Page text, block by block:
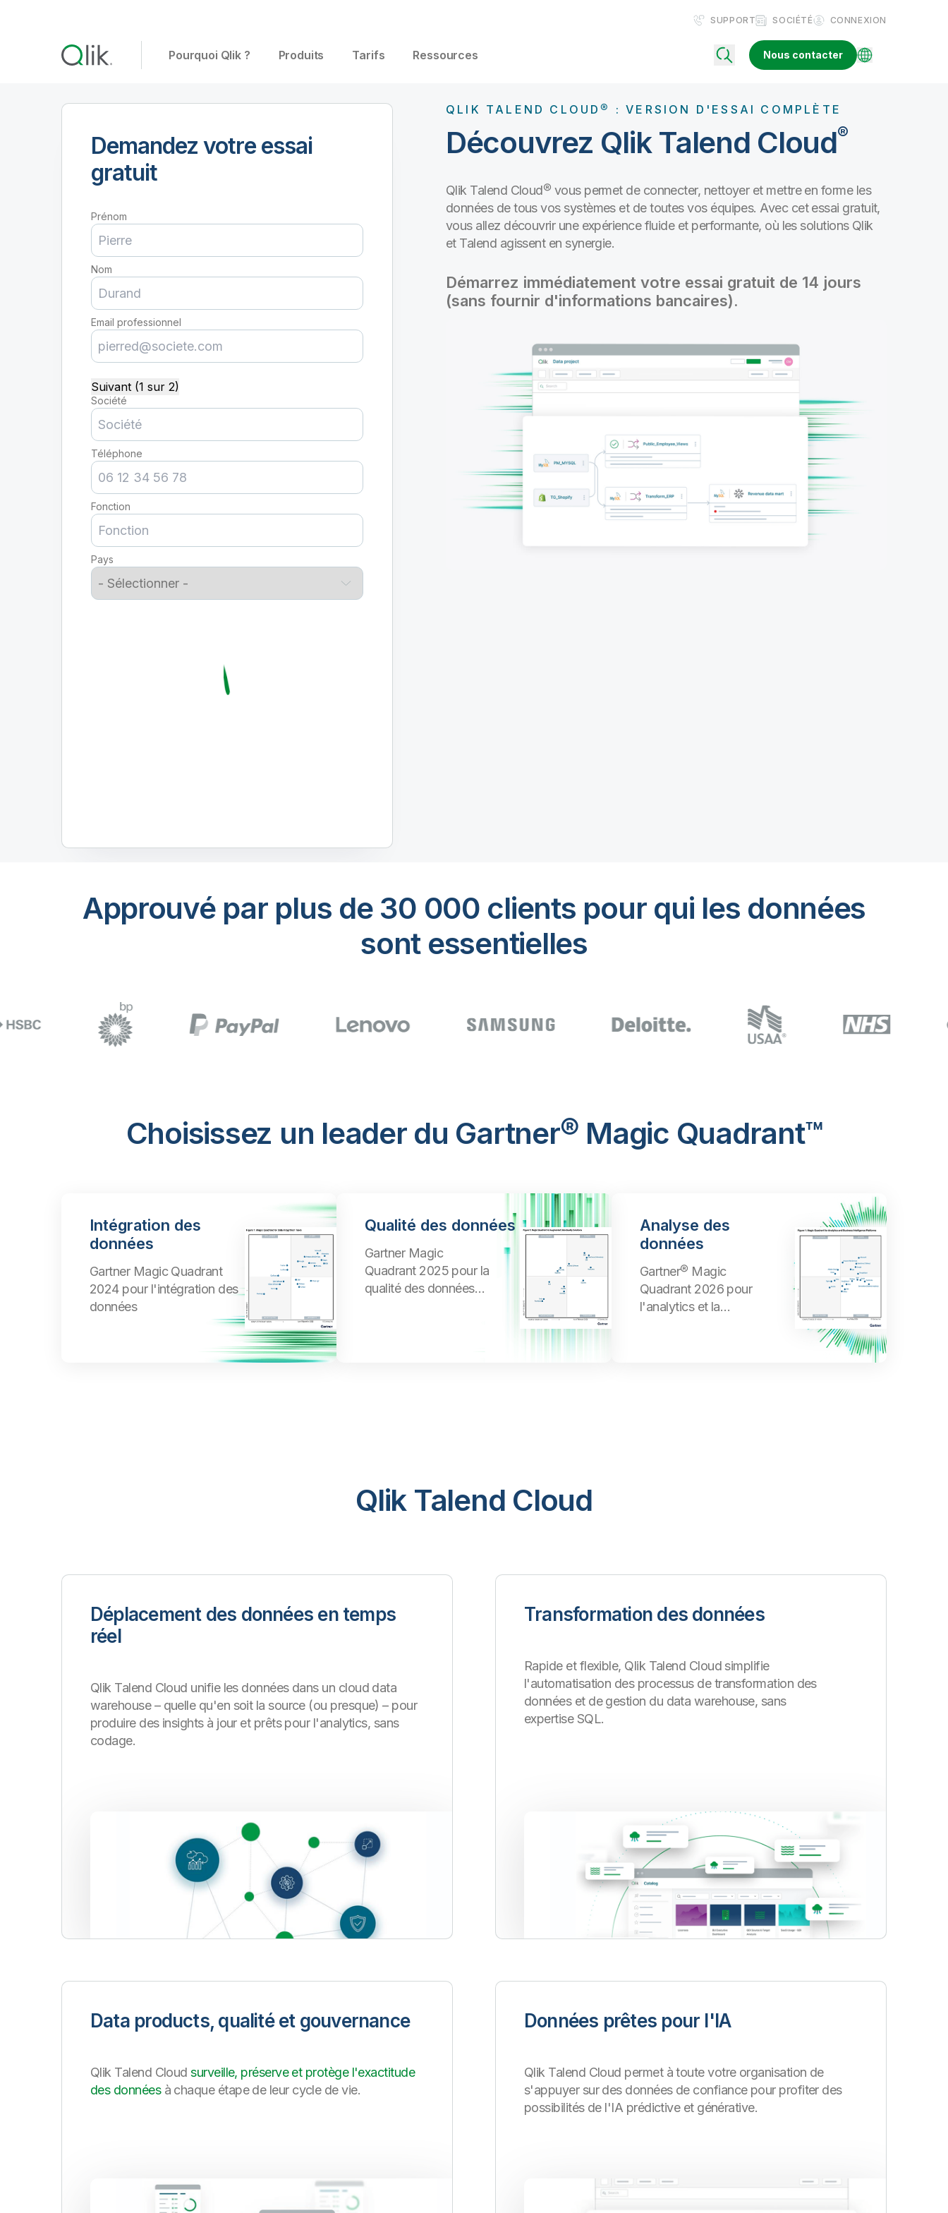
SUPPORT SOCIÉTÉ CONNEXION
Pourquoi Qlik ? Produits Tarifs Ressources Nous contacter
QLIK TALEND CLOUD® : VERSION D'ESSAI COMPLÈTE
Découvrez Qlik Talend Cloud®
Qlik Talend Cloud® vous permet de connecter, nettoyer et mettre en forme les
données de tous vos systèmes et de toutes vos équipes. Avec cet essai gratuit,
vous allez découvrir une expérience fluide et performante, où les solutions Qlik
et Talend agissent en synergie.
Démarrez immédiatement votre essai gratuit de 14 jours
(sans fournir d'informations bancaires).
Demandez votre essai
gratuit
Prénom
Nom
Email professionnel
Suivant (1 sur 2)
Société
Téléphone
Fonction
Pays
Approuvé par plus de 30 000 clients pour qui les données
sont essentielles
Choisissez un leader du Gartner® Magic Quadrant™
Intégration des
données
Gartner Magic Quadrant
2024 pour l'intégration des
données
Qualité des données
Gartner Magic
Quadrant 2025 pour la
qualité des données
Analyse des
données
Gartner® Magic
Quadrant 2026 pour
l'analytics et la
Qlik Talend Cloud
Déplacement des données en temps
réel
Qlik Talend Cloud unifie les données dans un cloud data
warehouse – quelle qu'en soit la source (ou presque) – pour
produire des insights à jour et prêts pour l'analytics, sans
codage.
Transformation des données
Rapide et flexible, Qlik Talend Cloud simplifie
l'automatisation des processus de transformation des
données et de gestion du data warehouse, sans
expertise SQL.
Data products, qualité et gouvernance
Qlik Talend Cloudsurveille, préserve et protège l'exactitude
des donnéesà chaque étape de leur cycle de vie.
Données prêtes pour l'IA
Qlik Talend Cloud permet à toute votre organisation de
s'appuyer sur des données de confiance pour profiter des
possibilités de l'IA prédictive et générative.